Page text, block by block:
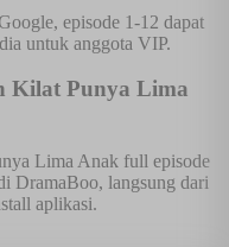
episode 1-12 dapat
untuk anggota VIP.
Kilat Punya Lima
Lima Anak full episode
DramaBoo, langsung dari
aplikasi.